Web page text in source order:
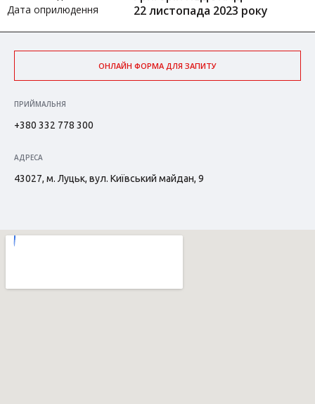
Дата оприлюдення 22 листопада 2023 року
ОНЛАЙН ФОРМА ДЛЯ ЗАПИТУ
ПРИЙМАЛЬНЯ
+380 332 778 300
АДРЕСА
43027, м. Луцьк, вул. Київський майдан, 9